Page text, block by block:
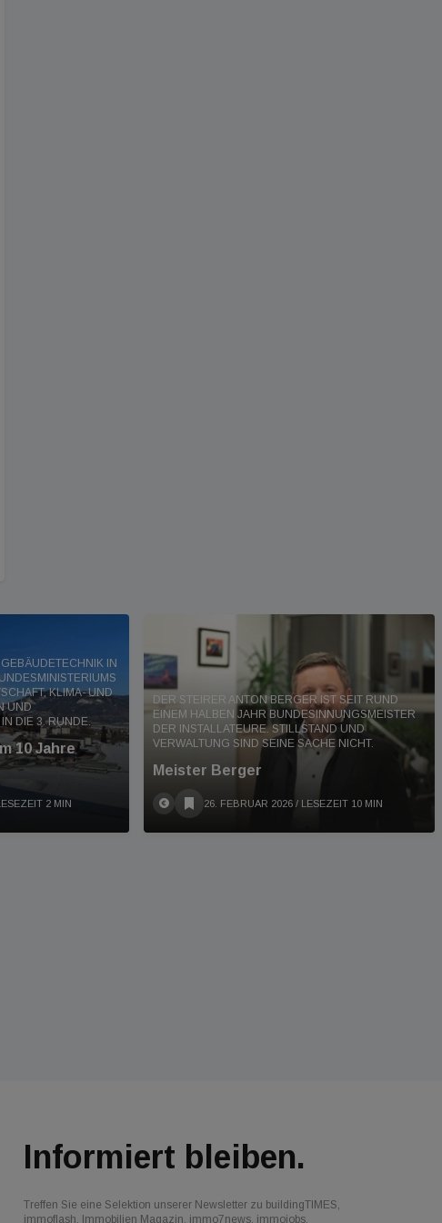
IN
KLIMA- UND
UND
DIE 3. RUNDE.
10 Jahre
2 MIN
DER STEIRER ANTON BERGER IST SEIT RUND
EINEM HALBEN JAHR BUNDESINNUNGSMEISTER
DER INSTALLATEURE. STILLSTAND UND
VERWALTUNG SIND SEINE SACHE NICHT.
Meister Berger
26. FEBRUAR 2026 / LESEZEIT 10 MIN
Informiert bleiben.
Treffen Sie eine Selektion unserer Newsletter zu buildingTIMES,
immoflash, Immobilien Magazin, immo7news, immojobs,